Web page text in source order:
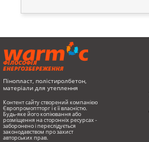
ФІЛОСОФІЯ
ЕНЕРГОЗБЕРЕЖЕННЯ
Пінопласт, полістиролбетон,
матеріали для утеплення
Контент сайту створений компанією
Європромоптторг і є її власністю.
Будь-яке його копіювання або
розміщення на сторонніх ресурсах -
заборонено і переслідується
законодавством про захист
авторських прав.